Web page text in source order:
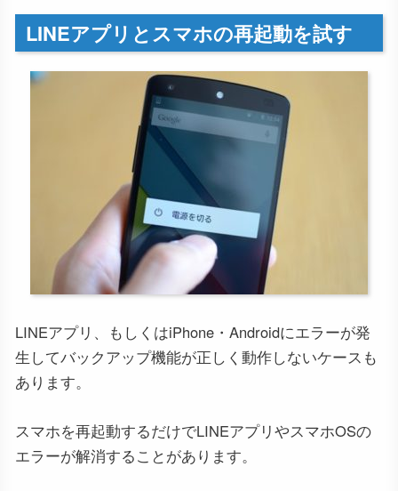
LINEアプリとスマホの再起動を試す
LINEアプリ、もしくはiPhone・Androidにエラーが発
生してバックアップ機能が正しく動作しないケースも
あります。
スマホを再起動するだけでLINEアプリやスマホOSの
エラーが解消することがあります。